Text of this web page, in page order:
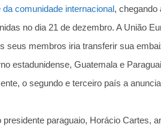
comunidade internacional, chegando
no dia 21 de dezembro. A União
seus membros iria transferir sua
estadunidense, Guatemala e
o segundo e terceiro país a
paraguaio, Horácio Cartes,